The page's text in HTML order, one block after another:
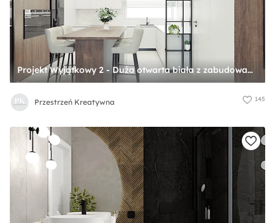
Projekt Wyjątkowy 2 - Duża otwarta biała z zabudowaną lodówką z lodówką wolnostojącą kuchnia w kształcie litery u z wyspą lub półwyspem z oknem, styl nowoczesny - zdjęcie od Przestrzeń Kreatywna
Przestrzeń Kreatywna 145